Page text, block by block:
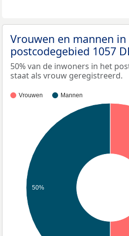
Vrouwen en mannen
postcodegebied 1057
50% van de inwoners in het
staat als vrouw geregistreerd.
Vrouwen Mannen
50%